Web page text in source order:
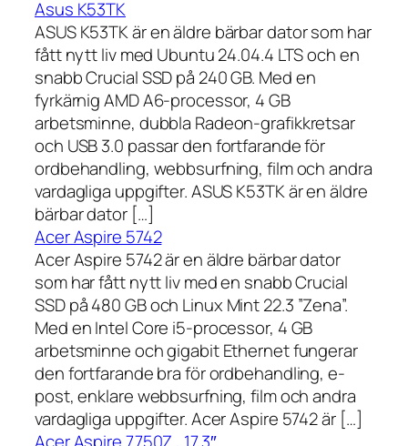
Asus K53TK
ASUS K53TK är en äldre bärbar dator som har
fått nytt liv med Ubuntu 24.04.4 LTS och en
snabb Crucial SSD på 240 GB. Med en
fyrkärnig AMD A6-processor, 4 GB
arbetsminne, dubbla Radeon-grafikkretsar
och USB 3.0 passar den fortfarande för
ordbehandling, webbsurfning, film och andra
vardagliga uppgifter. ASUS K53TK är en äldre
bärbar dator […]
Acer Aspire 5742
Acer Aspire 5742 är en äldre bärbar dator
som har fått nytt liv med en snabb Crucial
SSD på 480 GB och Linux Mint 22.3 ”Zena”.
Med en Intel Core i5-processor, 4 GB
arbetsminne och gigabit Ethernet fungerar
den fortfarande bra för ordbehandling, e-
post, enklare webbsurfning, film och andra
vardagliga uppgifter. Acer Aspire 5742 är […]
Acer Aspire 7750Z , 17,3″